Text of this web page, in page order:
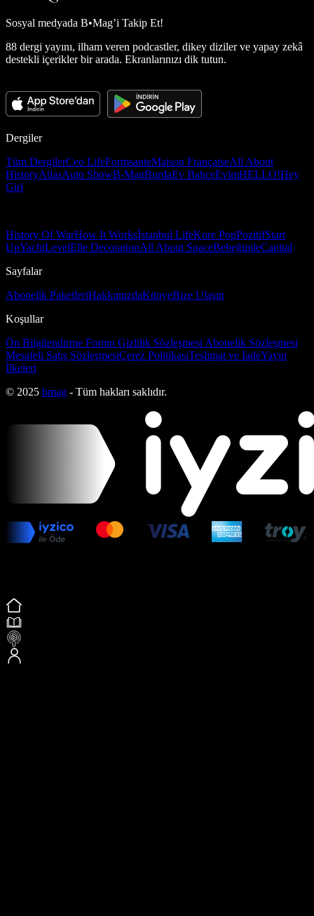
Sosyal medyada B•Mag’i Takip Et!
88 dergi yayını, ilham veren podcastler, dikey diziler ve yapay zekâ
destekli içerikler bir arada. Ekranlarınızı dik tutun.
Dergiler
Tüm DergilerCeo LifeFormsanteMaison FrançaiseAll About
HistoryAtlasAuto ShowB-MagBurdaEv BahçeEvimHELLO!Hey
Girl
History Of WarHow It Worksİstanbul LifeKore PopPozitifStart
UpYachtLevelElle DecorationAll About SpaceBebeğimleCapital
Sayfalar
Abonelik PaketleriHakkımızdaKünyeBize Ulaşın
Koşullar
Ön Bilgilendirme Formu Gizlilik Sözleşmesi Abonelik Sözleşmesi
Mesafeli Satış SözleşmesiÇerez PolitikasıTeslimat ve İadeYayın
İlkeleri
© 2025 bmag - Tüm hakları saklıdır.